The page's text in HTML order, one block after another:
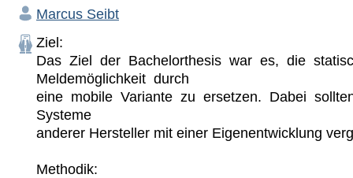
Marcus Seibt
Ziel:
Das  Ziel  der  Bachelorthesis  war  es,  die
Meldemöglichkeit  durch
eine  mobile  Variante  zu  ersetzen.  Dabei
Systeme
anderer Hersteller mit einer Eigenentwicklung
Methodik: